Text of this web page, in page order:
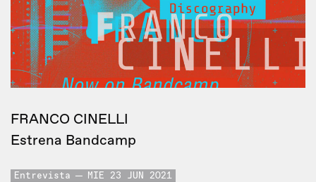
FRANCO CINELLI
Estrena Bandcamp
Entrevista MIE 23 JUN 2021